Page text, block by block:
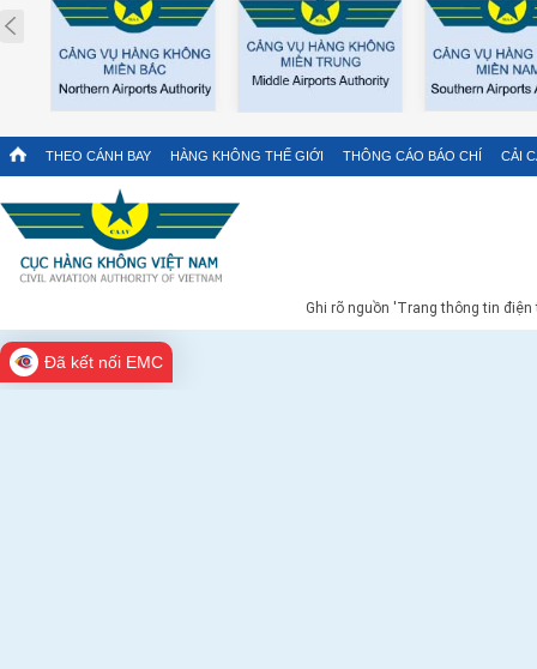
Prev
THEO CÁNH BAY HÀNG KHÔNG THẾ GIỚI THÔNG CÁO BÁO CHÍ CẢI
Ghi rõ nguồn 'Trang thông tin
Đã kết nối EMC